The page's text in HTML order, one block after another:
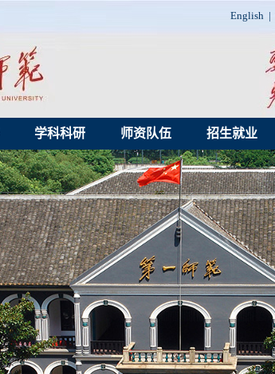
English |
学科科研 师资队伍 招生就业